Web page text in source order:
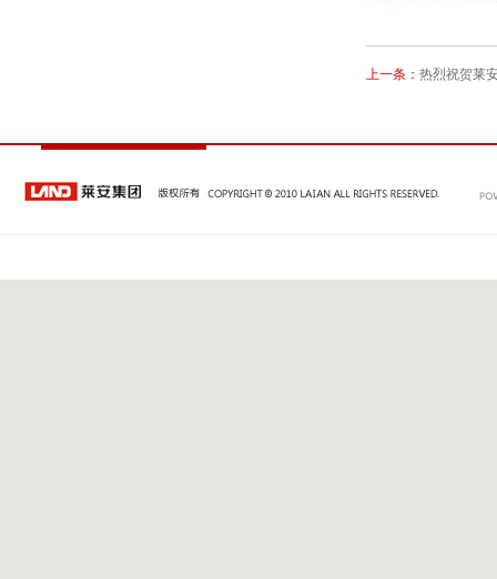
上一条： 热烈祝贺莱